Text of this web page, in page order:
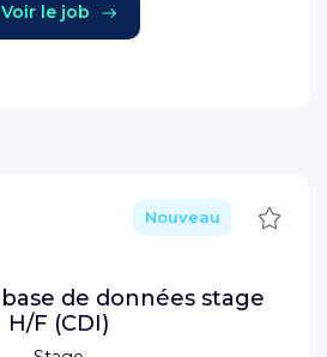
Voir le job
Nouveau
de données stage
H/F (CDI)